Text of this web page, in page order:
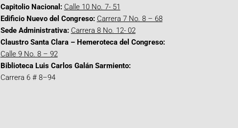
Capitolio Nacional: Calle 10 No. 7- 51
Edificio Nuevo del Congreso: Carrera 7 No. 8 – 68
Sede Administrativa: Carrera 8 No. 12- 02
Claustro Santa Clara – Hemeroteca del Congreso:
Calle 9 No. 8 – 92
Biblioteca Luis Carlos Galán Sarmiento:
Carrera 6 # 8–94